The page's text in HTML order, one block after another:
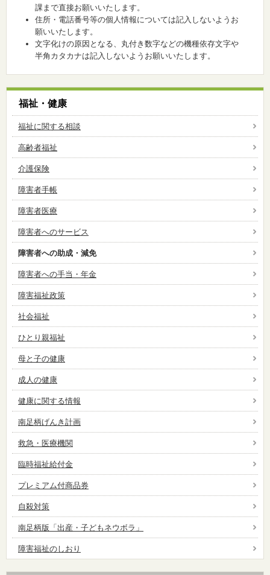
課まで直接お願いいたします。
住所・電話番号等の個人情報については記入しないようお
願いいたします。
文字化けの原因となる、丸付き数字などの機種依存文字や
半角カタカナは記入しないようお願いいたします。
福祉・健康
福祉に関する相談
高齢者福祉
介護保険
障害者手帳
障害者医療
障害者へのサービス
障害者への助成・減免
障害者への手当・年金
障害福祉政策
社会福祉
ひとり親福祉
母と子の健康
成人の健康
健康に関する情報
南足柄げんき計画
救急・医療機関
臨時福祉給付金
プレミアム付商品券
自殺対策
南足柄版「出産・子どもネウボラ」
障害福祉のしおり